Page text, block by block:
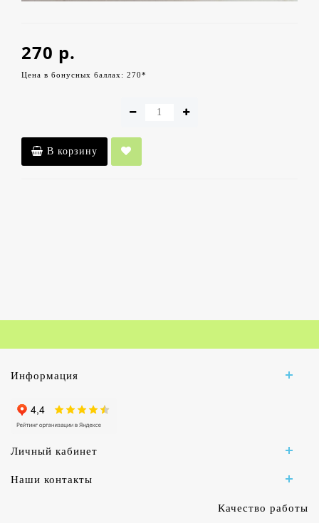
270 р.
Цена в бонусных баллах: 270*
В корзину
Информация
Личный кабинет
Наши контакты
Качество работы